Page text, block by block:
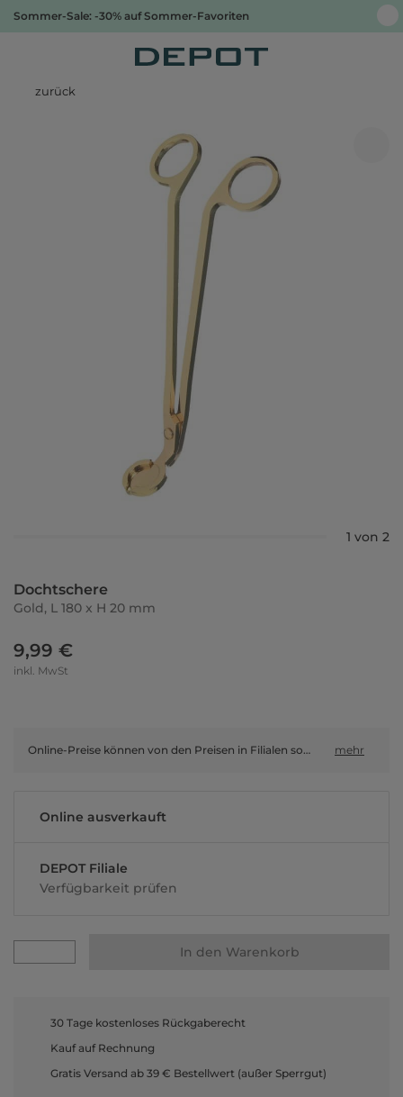
Sommer-Sale: -30% auf Sommer-Favoriten
zurück
1 von 2
Dochtschere
Gold, L 180 x H 20 mm
9,99 €
inkl. MwSt
Online-Preise können von den Preisen in Filialen sowie Shop-in-Shop-Flächen abweichen. mehr
Online ausverkauft
DEPOT Filiale
Verfügbarkeit prüfen
In den Warenkorb
30 Tage kostenloses Rückgaberecht
Kauf auf Rechnung
Gratis Versand ab 39 € Bestellwert (außer Sperrgut)